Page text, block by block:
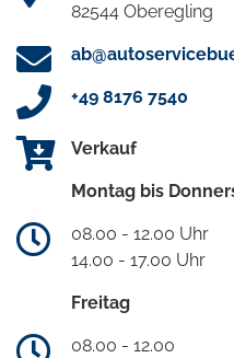
82544 Oberegling
+49 8176 7540
Verkauf
Montag bis
08.00 - 12.00 Uhr
14.00 - 17.00 Uhr
Freitag
08.00 - 12.00